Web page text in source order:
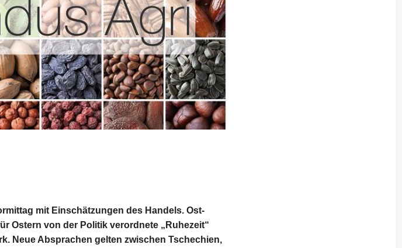
mit Einschätzungen des Handels. Ost-
Ostern von der Politik verordnete „Ruhezeit“
Neue Absprachen gelten zwischen Tschechien,